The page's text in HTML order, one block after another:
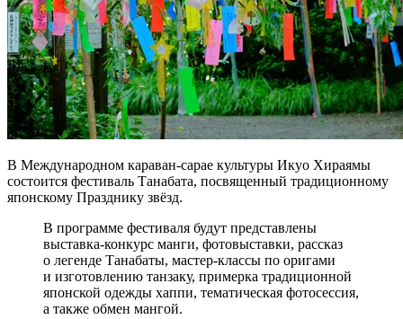
В Международном караван-сарае культуры Икуо Хираямы
состоится фестиваль Танабата, посвященный традиционному
японскому Празднику звёзд.
В программе фестиваля будут представлены
выставка-конкурс манги, фотовыставки, рассказ
о легенде Танабаты, мастер-классы по оригами
и изготовлению танзаку, примерка традиционной
японской одежды хаппи, тематическая фотосессия,
а также обмен мангой.